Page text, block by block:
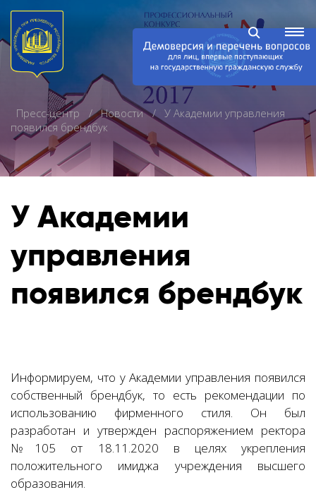
Пресс-центр Новости
У Академии управления
появился брендбук
У Академии
управления
появился брендбук
Информируем, что у Академии управления появился
собственный брендбук, то есть рекомендации по
использованию фирменного стиля. Он был
разработан и утвержден распоряжением ректора
№105 от 18.11.2020 в целях укрепления
положительного имиджа учреждения высшего
образования.